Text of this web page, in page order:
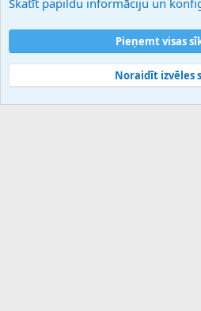
Noteikumi un nosacījumi
Privātuma politika
Community platform by XenForo® © 2010-
Skatīt papildu informāciju un
Pieņemt visas
Noraidīt izvēles